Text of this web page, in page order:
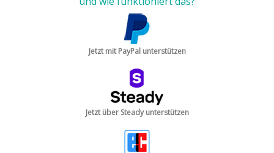
Jetzt mit PayPal unterstützen
Jetzt über Steady unterstützen